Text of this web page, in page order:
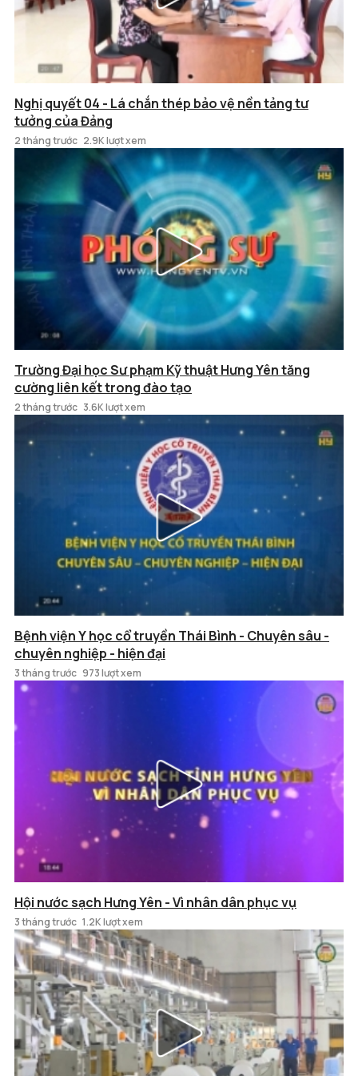
Nghị quyết 04 - Lá chắn thép bảo vệ nền tảng tư
tưởng của Đảng
2 tháng trước 2.9K lượt xem
Trường Đại học Sư phạm Kỹ thuật Hưng Yên tăng
cường liên kết trong đào tạo
2 tháng trước 3.6K lượt xem
Bệnh viện Y học cổ truyền Thái Bình - Chuyên sâu -
chuyên nghiệp - hiện đại
3 tháng trước 973 lượt xem
Hội nước sạch Hưng Yên - Vì nhân dân phục vụ
3 tháng trước 1.2K lượt xem